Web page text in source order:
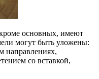
основных, имеют
могут быть уложены:
направлениях,
со вставкой,